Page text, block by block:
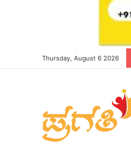
Thursday, August 6 2026